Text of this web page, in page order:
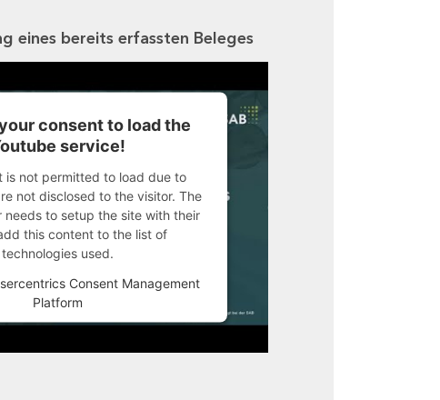
eines bereits erfassten Beleges
consent to load the
service!
is not permitted to load due to
not disclosed to the visitor. The
needs to setup the site with their
this content to the list of
technologies used.
Consent Management
Platform